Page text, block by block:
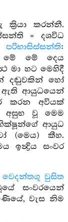
ක්‍රියා කරන්නී.
= දශවිධ
පරිභාසිස්සන්ති:
මේ මේ දෙය
මා හට මෙහිදී
දඬුවකින් හෝ
ඇති ආයුධයෙන්
කරන අවියක්
අසුභ වූ මෙම
ආයුධ
(මෙය) කීහ.
ඉන්‍ද්‍රිය සංවර
වුසිත
සංවරයෙන්
වැස නිම